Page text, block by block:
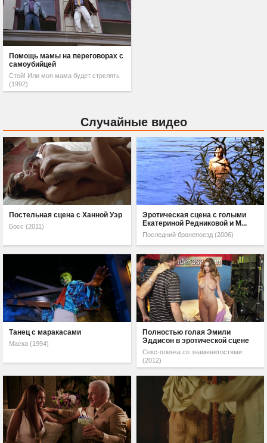
Помощь мамы на переговорах с
самоубийцей
Стой! Или моя мама будет стрелять
(1992)
Случайные видео
Постельная сцена с Ханной Уэр
Босс (2011)
Эротическая сцена с голыми
Екатериной Редниковой и М...
Последний бронепоезд (2006)
Танец с маракасами
Маска (1994)
Полностью голая Эмили
Эддисон в эротической сцене
Секс-пленка со знаменитостями
(2012)